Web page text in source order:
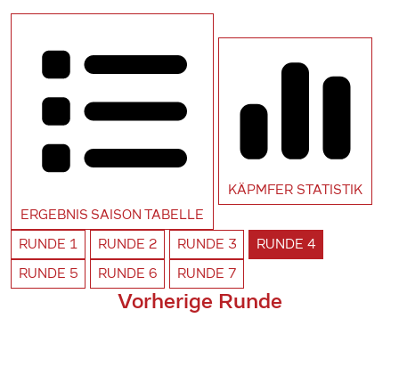
ERGEBNIS SAISON TABELLE
KÄPMFER STATISTIK
RUNDE 1 RUNDE 2 RUNDE 3 RUNDE 4
RUNDE 5 RUNDE 6 RUNDE 7
Vorherige Runde